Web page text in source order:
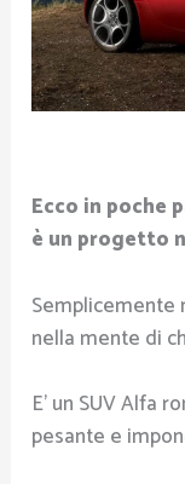
Ecco in poche
è un progetto
Semplicemente
nella mente di
E’ un SUV Alfa
pesante e